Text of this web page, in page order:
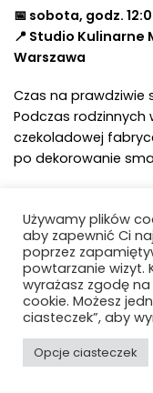
📅 sobota, godz.
📍 Studio Kulinarne
Warszawa
Czas na prawdziwie
Podczas
czekoladowej
po dekorowanie
✅ kardamonowe
✅ mus
✅ bananowe
Każdy uczestnik
wypiekami, ale też
fantastycznych
Uwaga — liczba
Używamy plików
aby zapewnić Ci
poprzez
powtarzanie wizyt.
wyrażasz zgodę na
cookie. Możesz
ciasteczek”, aby
Opcje ciasteczek